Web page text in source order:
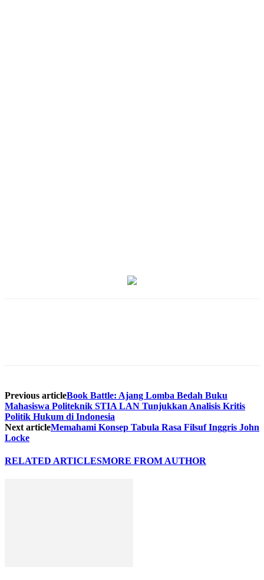
Previous articleBook Battle: Ajang Lomba Bedah Buku
Mahasiswa Politeknik STIA LAN Tunjukkan Analisis Kritis
Politik Hukum di Indonesia
Next articleMemahami Konsep Tabula Rasa Filsuf Inggris John
Locke
RELATED ARTICLESMORE FROM AUTHOR